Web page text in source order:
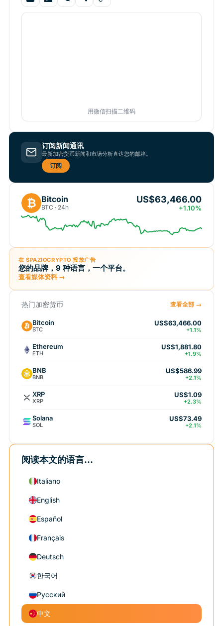
用微信扫描二维码
订阅新闻通讯
最新加密货币新闻和市场分析直达您的邮箱。
订阅
₿ Bitcoin
BTC · 24h
US$63,466.00
+1.10%
在 SPAZIOCRYPTO 投放广告
您的品牌，9 种语言，一个平台。
查看媒体资料 →
热门加密货币 查看全部 →
Bitcoin
BTC
US$63,466.00
+1.1%
Ethereum
ETH
US$1,881.80
+1.9%
BNB
BNB
US$586.99
+2.1%
XRP
XRP
US$1.09
+2.3%
Solana
SOL
US$73.49
+2.1%
阅读本文的语言...
Italiano
English
Español
Français
Deutsch
한국어
Русский
中文